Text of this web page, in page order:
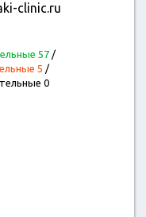
clinic.ru
57/
5 /
0